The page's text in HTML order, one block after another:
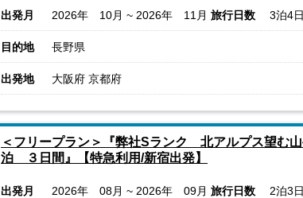
出発月 2026年 10月 ~ 2026年 11月 旅行日数 3泊4日
目的地 長野県
出発地 大阪府 京都府
＜フリープラン＞『弊社Sランク 北アルプス望
泊 ３日間』【特急利用/新宿出発】
出発月 2026年 08月 ~ 2026年 09月 旅行日数 2泊3日